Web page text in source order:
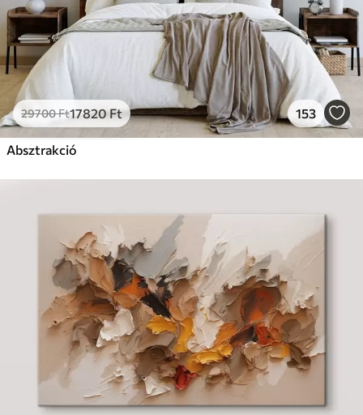
29700Ft17820Ft 153
Absztrakció